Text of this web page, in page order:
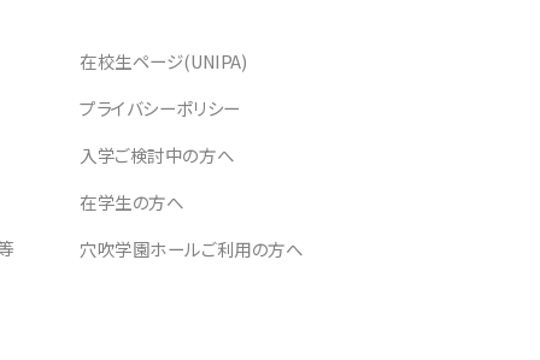
在校生ページ(UNIPA)
プライバシーポリシー
入学ご検討中の方へ
在学生の方へ
穴吹学園ホールご利用の方へ